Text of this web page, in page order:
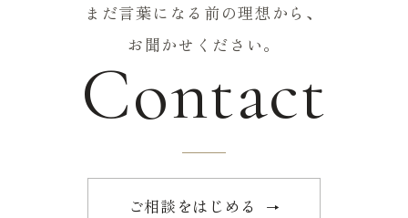
まだ言葉になる前の理想から、
お聞かせください。
Contact
ご相談をはじめる →